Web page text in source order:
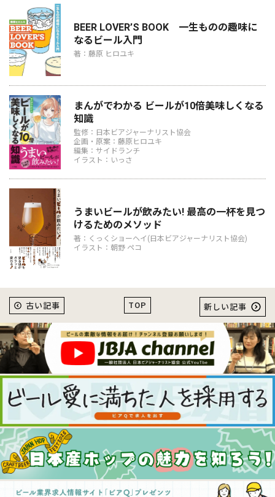
BEER LOVER’S BOOK 一生ものの趣味に
なるビール入門
著：藤原 ヒロユキ
まんがでわかる ビールが10倍美味しくなる
知識
監修：日本ビアジャーナリスト協会
企画・原案：藤原ヒロユキ
編集：サイドランチ
イラスト：いっさ
うまいビールが飲みたい! 最高の一杯を見つ
けるためのメソッド
著：くっくショーヘイ(日本ビアジャーナリスト協会)
イラスト：朝野 ペコ
TOP
古い記事 新しい記事